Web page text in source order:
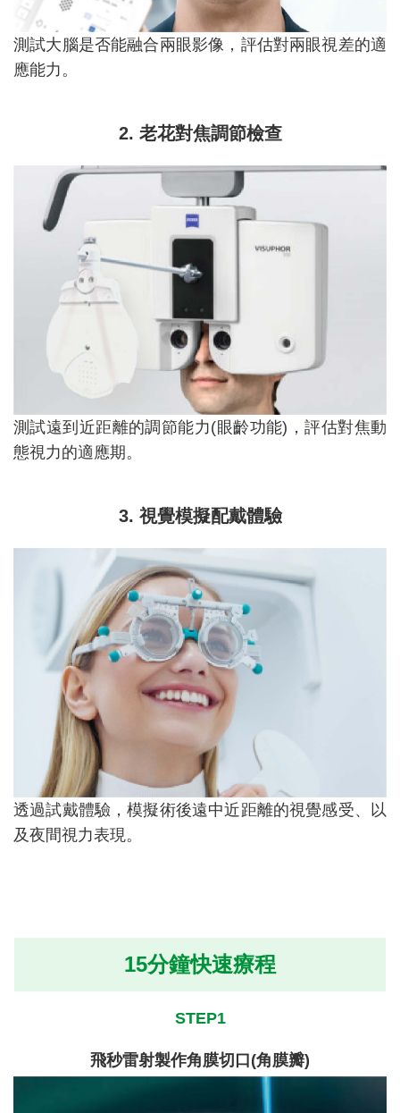
測試大腦是否能融合兩眼影像，評估對兩眼視差的適
應能力。
2. 老花對焦調節檢查
測試遠到近距離的調節能力(眼齡功能)，評估對焦動
態視力的適應期。
3. 視覺模擬配戴體驗
透過試戴體驗，模擬術後遠中近距離的視覺感受、以
及夜間視力表現。
15分鐘快速療程
STEP1
飛秒雷射製作角膜切口(角膜瓣)